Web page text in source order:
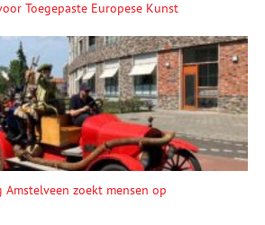
Toegepaste Europese Kunst
zoekt mensen op